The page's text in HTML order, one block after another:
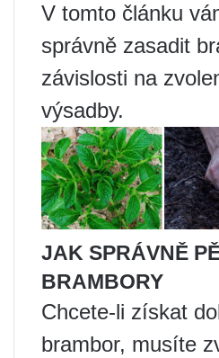
V tomto článku
správně zasadit
závislosti na
výsadby.
JAK SPRÁVNĚ
BRAMBORY
Chcete-li získat
brambor, musíte